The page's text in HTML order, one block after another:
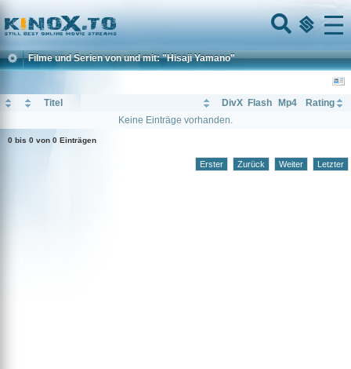
Home
Menu
Filme und Serien von und mit: "Hisaji Yamano"
Titel DivX Flash Mp4
Rating
Keine Einträge vorhanden.
0 bis 0 von 0 Einträgen
Erster Zurück Weiter Letzter